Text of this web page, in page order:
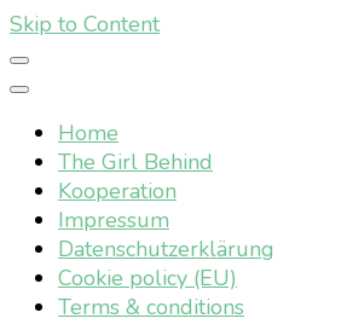
Skip to Content
Home
The Girl Behind
Kooperation
Impressum
Datenschutzerklärung
Cookie policy (EU)
Terms & conditions